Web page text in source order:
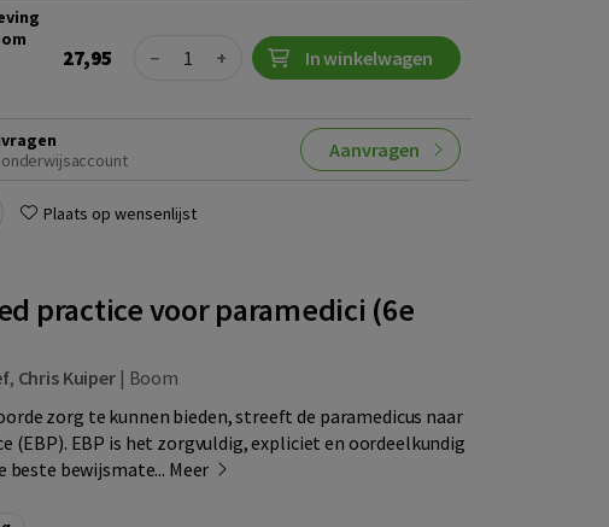
27,95 Quantity
− + In winkelwagen
Aanvragen
Plaats op wensenlijst
practice voor paramedici (6e
, Chris Kuiper| Boom
zorg te kunnen bieden, streeft de paramedicus naar
(EBP). EBP is het zorgvuldig, expliciet en oordeelkundig
beste bewijsmate... Meer